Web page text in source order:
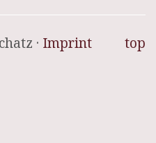
top
· Imprint